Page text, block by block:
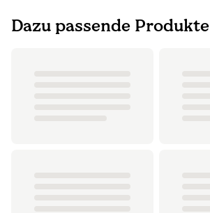
Dazu passende Produkte